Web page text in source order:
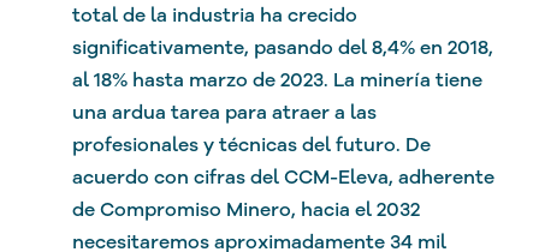
total de la industria ha crecido
significativamente, pasando del 8,4% en 2018,
al 18% hasta marzo de 2023. La minería tiene
una ardua tarea para atraer a las
profesionales y técnicas del futuro. De
acuerdo con cifras del CCM-Eleva, adherente
de Compromiso Minero, hacia el 2032
necesitaremos aproximadamente 34 mil